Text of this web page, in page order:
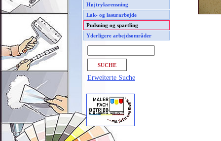
Højtryksrensning
Lak- og lasurarbejde
Pudsning og spartling
Yderligere arbejdsområder
Erweiterte Suche